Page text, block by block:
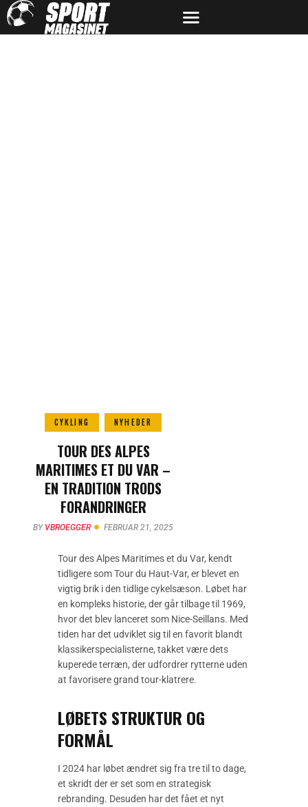
CYKLING NYHEDER
TOUR DES ALPES
MARITIMES ET DU VAR –
EN TRADITION TRODS
FORANDRINGER
BY VBROEGGER FEBRUAR 21, 2025
Tour des Alpes Maritimes et du Var, kendt
tidligere som Tour du Haut-Var, er blevet en
vigtig brik i den tidlige cykelsæson. Løbet har
en kompleks historie, der går tilbage til 1969,
hvor det blev lanceret som Nice-Seillans. Med
tiden har det udviklet sig til en favorit blandt
klassikerspecialisterne, takket være dets
kuperede terræn, der udfordrer rytterne uden
at favorisere grand tour-klatrere.
LØBETS STRUKTUR OG
FORMÅL
I 2024 har løbet ændret sig fra tre til to dage,
et skridt der er set som en strategisk
rebranding. Desuden har det fået et nyt